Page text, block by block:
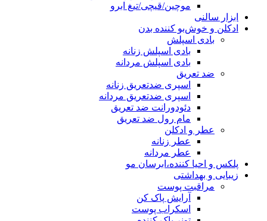
موچین/قیچی/تیغ ابرو
ابزار سالنی
ادکلن و خوش‌بو کننده بدن
بادی اسپلش
بادی اسپلش زنانه
بادی اسپلش مردانه
ضد تعریق
اسپری ضدتعریق زنانه
اسپری ضدتعریق مردانه
دئودورانت ضد تعریق
مام رول ضد تعریق
عطر و ادکلن
عطر زنانه
عطر مردانه
پلکس و احیا کننده،ابرسان مو
زیبایی و بهداشتی
مراقبت پوست
آرایش پاک کن
اسکراب پوست